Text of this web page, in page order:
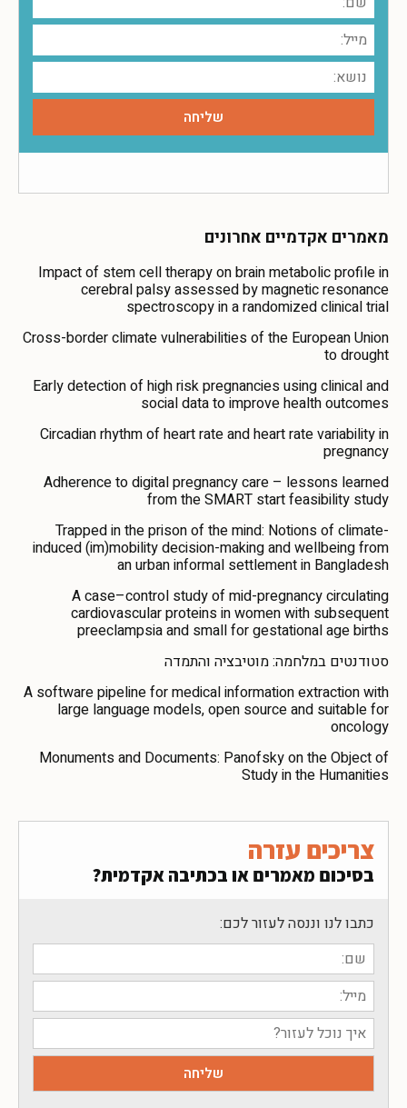
מאמרים אקדמיים אחרונים
Impact of stem cell therapy on brain metabolic profile in
cerebral palsy assessed by magnetic resonance
spectroscopy in a randomized clinical trial
Cross-border climate vulnerabilities of the European Union
to drought
Early detection of high risk pregnancies using clinical and
social data to improve health outcomes
Circadian rhythm of heart rate and heart rate variability in
pregnancy
Adherence to digital pregnancy care – lessons learned
from the SMART start feasibility study
Trapped in the prison of the mind: Notions of climate-
induced (im)mobility decision-making and wellbeing from
an urban informal settlement in Bangladesh
A case–control study of mid-pregnancy circulating
cardiovascular proteins in women with subsequent
preeclampsia and small for gestational age births
סטודנטים במלחמה: מוטיבציה והתמדה
A software pipeline for medical information extraction with
large language models, open source and suitable for
oncology
Monuments and Documents: Panofsky on the Object of
Study in the Humanities
צריכים עזרה
בסיכום מאמרים או בכתיבה אקדמית?
כתבו לנו וננסה לעזור לכם: